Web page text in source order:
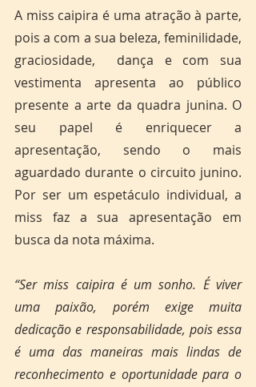
A miss caipira é uma atração à parte,
pois a com a sua beleza, feminilidade,
graciosidade,  dança e com sua
vestimenta apresenta ao público
presente a arte da quadra junina. O
seu papel é enriquecer a
apresentação, sendo o mais
aguardado durante o circuito junino.
Por ser um espetáculo individual, a
miss faz a sua apresentação em
busca da nota máxima.
“Ser miss caipira é um sonho. É viver
uma paixão, porém exige muita
dedicação e responsabilidade, pois essa
é uma das maneiras mais lindas de
reconhecimento e oportunidade para o